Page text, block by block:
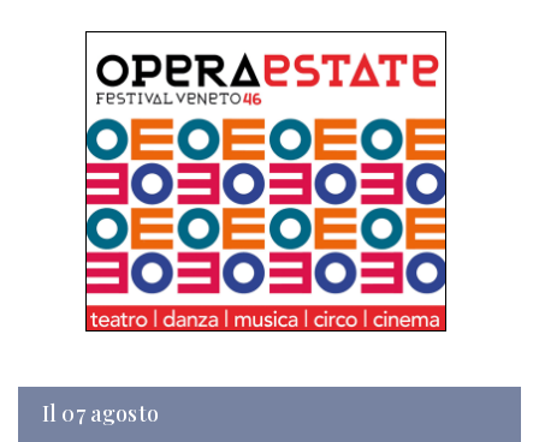
Il 07 agosto